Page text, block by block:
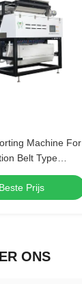
Machine For
Belt Type
Sorter AI CCD
Prijs
ONS